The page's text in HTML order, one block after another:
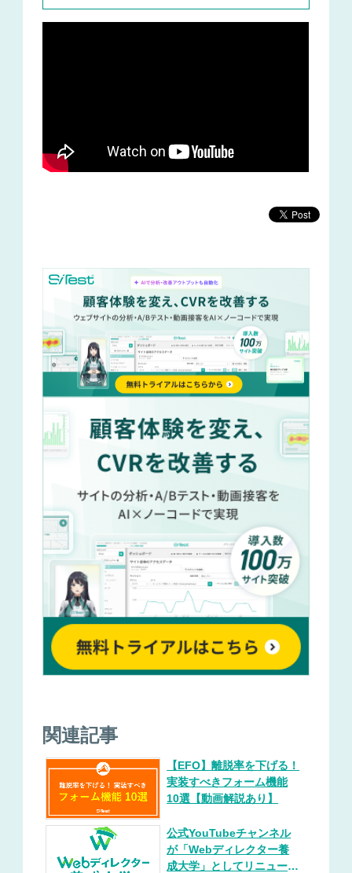
関連記事
【EFO】離脱率を下げる！
実装すべきフォーム機能
10選【動画解説あり】
公式YouTubeチャンネル
が「Webディレクター養
成大学」としてリニューア